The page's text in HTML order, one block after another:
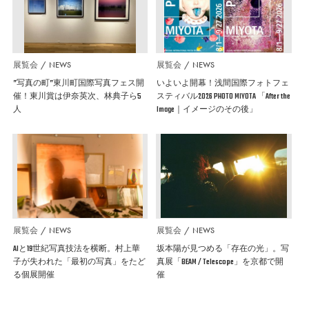
展覧会 NEWS
”写真の町”東川町国際写真フェス開
催！東川賞は伊奈英次、林典子ら5
人
展覧会 NEWS
いよいよ開幕！浅間国際フォトフェ
スティバル2026 PHOTO MIYOTA 「After the
Image｜イメージのその後」
展覧会 NEWS
AIと19世紀写真技法を横断。村上華
子が失われた「最初の写真」をたど
る個展開催
展覧会 NEWS
坂本陽が見つめる「存在の光」。写
真展「BEAM / Telescope」を京都で開
催